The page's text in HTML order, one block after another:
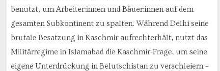
benutzt, um Arbeiter:innen und Bäuer:innen auf dem
gesamten Subkontinent zu spalten. Während Delhi seine
brutale Besatzung in Kaschmir aufrechterhält, nutzt das
Militärregime in Islamabad die Kaschmir-Frage, um seine
eigene Unterdrückung in Belutschistan zu verschleiern –